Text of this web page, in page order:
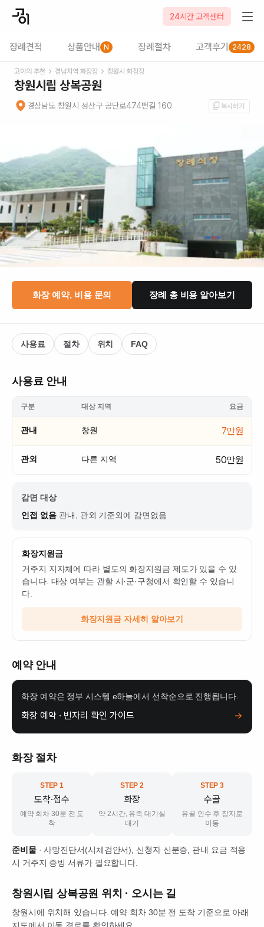
24시간 고객센터
장례견적 상품안내 N 장례절차 고객후기 2428
고이의 추천 경남지역 화장장 창원시 화장장
창원시립 상복공원
경상남도 창원시 성산구 공단로474번길 160 복사하기
화장 예약, 비용 문의 장례 총 비용 알아보기
사용료 절차 위치 FAQ
사용료 안내
구분 대상 지역 요금
관내 창원 7만원
관외 다른 지역 50만원
감면 대상
인접 없음 관내, 관외 기준외에 감면없음
화장지원금
거주지 지자체에 따라 별도의 화장지원금 제도가 있을 수 있
습니다. 대상 여부는 관할 시·군·구청에서 확인할 수 있습니
다.
화장지원금 자세히 알아보기
예약 안내
화장 예약은 정부 시스템 e하늘에서 선착순으로 진행됩니다.
화장 예약 · 빈자리 확인 가이드 →
화장 절차
STEP 1
도착·접수
예약 회차 30분 전 도
착
STEP 2
화장
약 2시간, 유족 대기실
대기
STEP 3
수골
유골 인수 후 장지로
이동
준비물 · 사망진단서(시체검안서), 신청자 신분증, 관내 요금 적용
시 거주지 증빙 서류가 필요합니다.
창원시립 상복공원 위치 · 오시는 길
창원시에 위치해 있습니다. 예약 회차 30분 전 도착 기준으로 아래